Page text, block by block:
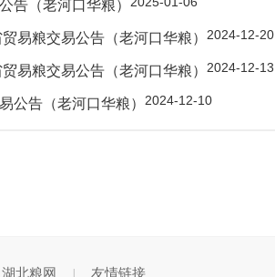
告（老河口华粮）
易粮交易公告（老河口华粮） 2024-12-20
易粮交易公告（老河口华粮） 2024-12-13
公告（老河口华粮） 2024-12-10
湖北粮网 友情链接